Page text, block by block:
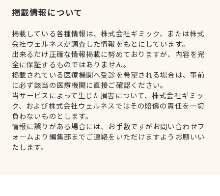
掲載情報について
掲載している各種情報は、株式会社ギミック、または株式
会社ウェルネスが調査した情報をもとにしています。
出来るだけ正確な情報掲載に努めておりますが、内容を完
全に保証するものではありません。
掲載されている医療機関へ受診を希望される場合は、事前
に必ず該当の医療機関に直接ご確認ください。
当サービスによって生じた損害について、株式会社ギミッ
ク、および株式会社ウェルネスではその賠償の責任を一切
負わないものとします。
情報に誤りがある場合には、お手数ですがお問い合わせフ
ォームより編集部までご連絡をいただけますようお願いい
たします。